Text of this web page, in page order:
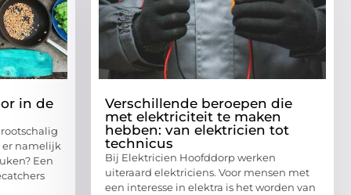
in de
er namelijk
Een
Verschillende beroepen die
met elektriciteit te maken
hebben: van elektricien tot
technicus
Bij Elektricien Hoofddorp werken
uiteraard elektriciens. Voor mensen met
een interesse in elektra is het worden van